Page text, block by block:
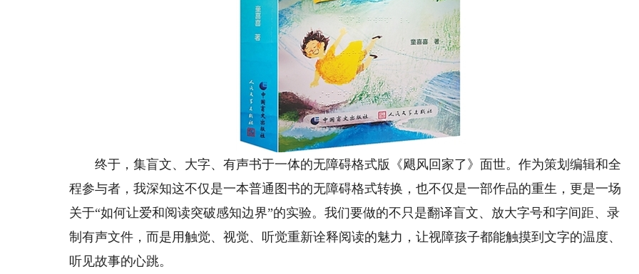
终于，集盲文、大字、有声书于一体的无障碍格式版《飓风回家了》面世。作为策划编辑和全
程参与者，我深知这不仅是一本普通图书的无障碍格式转换，也不仅是一部作品的重生，更是一场
关于“如何让爱和阅读突破感知边界”的实验。我们要做的不只是翻译盲文、放大字号和字间距、录
制有声文件，而是用触觉、视觉、听觉重新诠释阅读的魅力，让视障孩子都能触摸到文字的温度、
听见故事的心跳。